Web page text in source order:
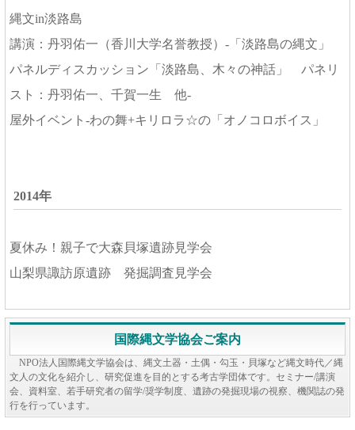
縄文in淡路島
講演：丹羽佑一（香川大学名誉教授）-「淡路島の縄文」
パネルディスカッション「淡路島、木々の神話」 パネリ
スト：丹羽佑一、千賀一生 他-
屋外イベント-わの舞+キリロラ☆の「オノコロボイス」
2014年
夏休み！親子で大森貝塚遺跡見学会
山梨県諏訪原遺跡 発掘調査見学会
国際縄文学協会ご案内
NPO法人国際縄文学協会は、縄文土器・土偶・勾玉・貝塚など縄文時代／縄
文人の文化を紹介し、研究促進を目的とする考古学団体です。セミナー/講演
会、資料室、若手研究者の留学/奨学制度、遺跡の発掘現場の視察、機関誌の発
行を行っています。